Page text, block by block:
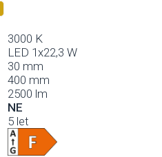
3000 K
LED 1x22,3 W
30 mm
400 mm
2500 lm
NE
5 let